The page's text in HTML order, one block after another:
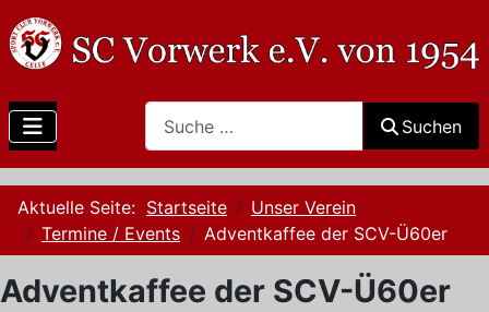
Search
Suchen
Aktuelle Seite: Startseite
Unser Verein
Termine / Events
Adventkaffee der SCV-Ü60er
Adventkaffee der SCV-Ü60er